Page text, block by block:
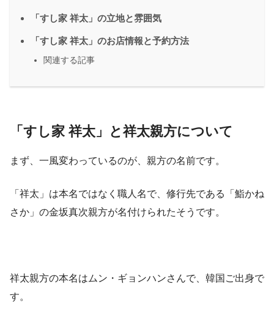
「すし家 祥太」の立地と雰囲気
「すし家 祥太」のお店情報と予約方法
関連する記事
「すし家 祥太」と祥太親方について
まず、一風変わっているのが、親方の名前です。
「祥太」は本名ではなく職人名で、修行先である「鮨かね
さか」の金坂真次親方が名付けられたそうです。
祥太親方の本名はムン・ギョンハンさんで、韓国ご出身で
す。